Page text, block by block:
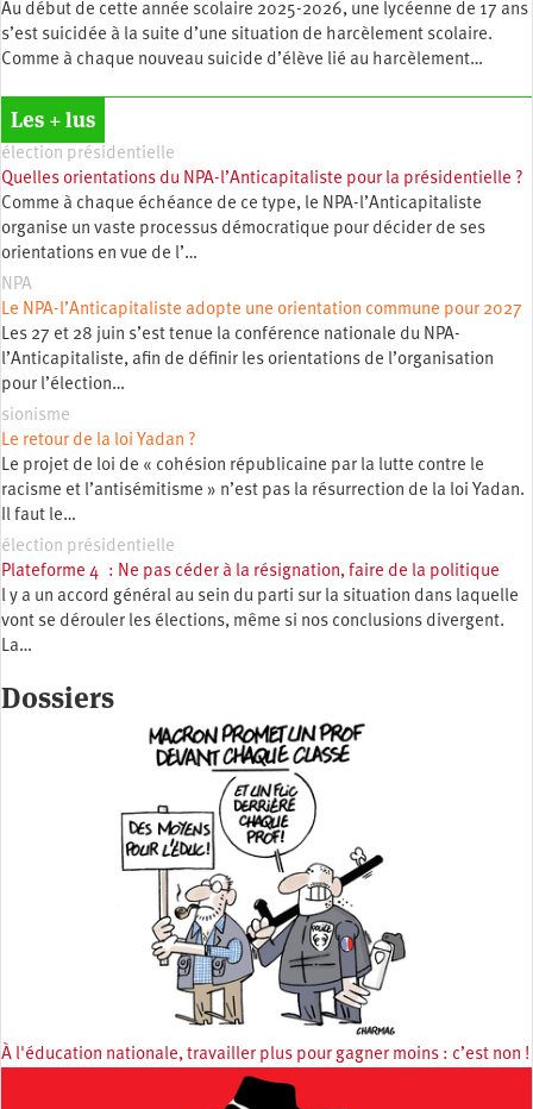
Au début de cette année scolaire 2025-2026, une lycéenne de 17 ans
s’est suicidée à la suite d’une situation de harcèlement scolaire.
Comme à chaque nouveau suicide d’élève lié au harcèlement…
Les + lus
élection présidentielle
Quelles orientations du NPA-l’Anticapitaliste pour la présidentielle ?
Comme à chaque échéance de ce type, le NPA-l’Anticapitaliste
organise un vaste processus démocratique pour décider de ses
orientations en vue de l’…
NPA
Le NPA-l’Anticapitaliste adopte une orientation commune pour 2027
Les 27 et 28 juin s’est tenue la conférence nationale du NPA-
l’Anticapitaliste, afin de définir les orientations de l’organisation
pour l’élection…
sionisme
Le retour de la loi Yadan ?
Le projet de loi de « cohésion républicaine par la lutte contre le
racisme et l’antisémitisme » n’est pas la résurrection de la loi Yadan.
Il faut le…
élection présidentielle
Plateforme 4 : Ne pas céder à la résignation, faire de la politique
l y a un accord général au sein du parti sur la situation dans laquelle
vont se dérouler les élections, même si nos conclusions divergent.
La…
Dossiers
À l'éducation nationale, travailler plus pour gagner moins : c’est non !